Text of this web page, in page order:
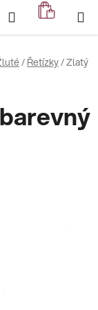
Hledat
KOŠÍK
/ Řetízky/Zlatý